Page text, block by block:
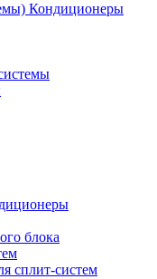
Кондиционеры
блока
сплит-систем